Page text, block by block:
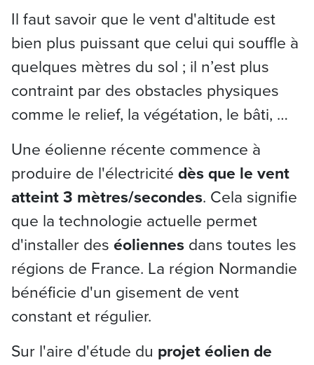
Il faut savoir que le vent d'altitude est
bien plus puissant que celui qui souffle à
quelques mètres du sol ; il n’est plus
contraint par des obstacles physiques
comme le relief, la végétation, le bâti, …
Une éolienne récente commence à
produire de l'électricité dès que le vent
atteint 3 mètres/secondes. Cela signifie
que la technologie actuelle permet
d'installer des éoliennes dans toutes les
régions de France. La région Normandie
bénéficie d'un gisement de vent
constant et régulier.
Sur l'aire d'étude du projet éolien de